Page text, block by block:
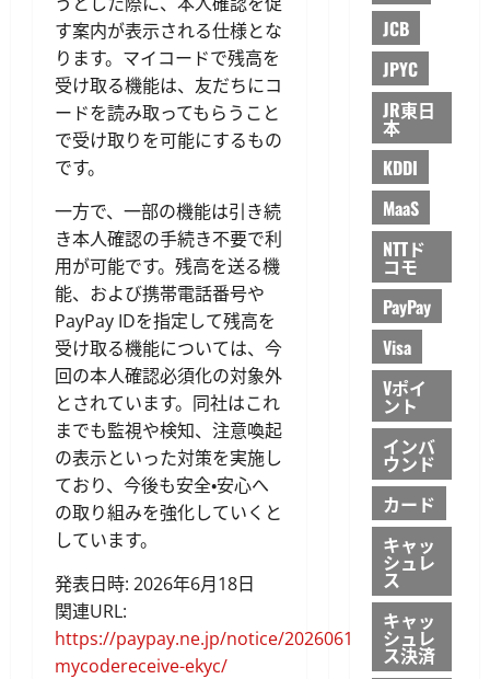
す案内が表示される仕様とな
ります。マイコードで残高を
受け取る機能は、友だちにコ
ードを読み取ってもらうこと
で受け取りを可能にするもの
です。
一方で、一部の機能は引き続
き本人確認の手続き不要で利
用が可能です。残高を送る機
能、および携帯電話番号や
PayPay IDを指定して残高を
受け取る機能については、今
回の本人確認必須化の対象外
とされています。同社はこれ
までも監視や検知、注意喚起
の表示といった対策を実施し
ており、今後も安全・安心へ
の取り組みを強化していくと
しています。
発表日時: 2026年6月18日
関連URL:
https://paypay.ne.jp/notice/20260618/f-
mycodereceive-ekyc/
JCB
JPYC
JR東日
本
KDDI
MaaS
NTTド
コモ
PayPay
Visa
Vポイ
ント
インバ
ウンド
カード
キャッ
シュレ
ス
キャッ
シュレ
ス決済